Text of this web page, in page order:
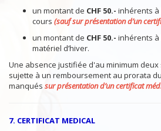
un montant de CHF 50.- inhérents
cours (sauf sur présentation d’un
un montant de CHF 50.- inhérents à
matériel d’hiver.
Une absence justifiée d'au minimum
sujette à un remboursement au prorata
manqués sur présentation d’un certificat
7. CERTIFICAT MEDICAL